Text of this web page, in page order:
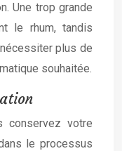
Une trop grande
le rhum, tandis
plus de
souhaitée.
conservez votre
le processus